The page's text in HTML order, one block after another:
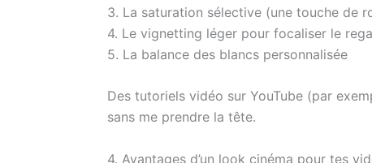
3. La saturation sélective (une touche de
4. Le vignetting léger pour focaliser le
5. La balance des blancs personnalisée
Des tutoriels vidéo sur YouTube (par
sans me prendre la tête.
4. Avantages d’un look cinéma pour tes